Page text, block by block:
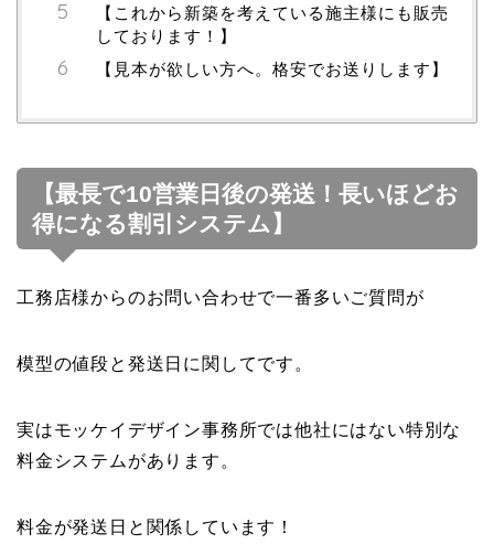
【これから新築を考えている施主様にも販売
しております！】
【見本が欲しい方へ。格安でお送りします】
【最長で10営業日後の発送！長いほどお
得になる割引システム】
工務店様からのお問い合わせで一番多いご質問が
模型の値段と発送日に関してです。
実はモッケイデザイン事務所では他社にはない特別な
料金システムがあります。
料金が発送日と関係しています！